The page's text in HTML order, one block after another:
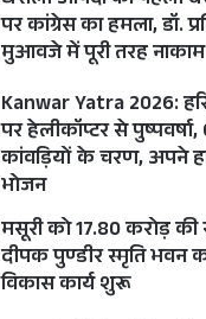
पर कांग्रेस का हमला, डॉ.
मुआवजे में पूरी तरह नाकाम
Kanwar Yatra 2026:
पर हेलीकॉप्टर से
कांवड़ियों के चरण, अपने
भोजन
मसूरी को 17.80 करोड़ की
दीपक पुण्डीर स्मृति भवन
विकास कार्य शुरू